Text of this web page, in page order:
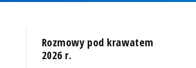
Rozmowy pod krawatem
2026 r.